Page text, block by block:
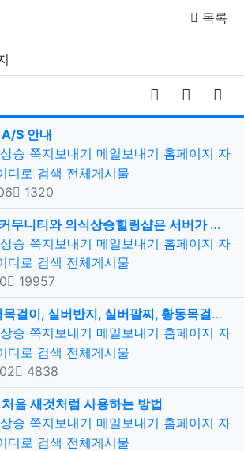
목록
RSS
게시물
게
S 안내
승 쪽지보내기 메일보내기 홈페이지 자
디로 검색 전체게시물
조회
1320
의식상승힐링샵은 서버가 서로 다르기 때문에 회원 연동이 안됩니다.
승 쪽지보내기 메일보내기 홈페이지 자
디로 검색 전체게시물
조회
19957
이, 실버반지, 실버팔찌, 황동목걸이 제작기간 안내
승 쪽지보내기 메일보내기 홈페이지 자
디로 검색 전체게시물
조회
4838
음 새것처럼 사용하는 방법
승 쪽지보내기 메일보내기 홈페이지 자
디로 검색 전체게시물